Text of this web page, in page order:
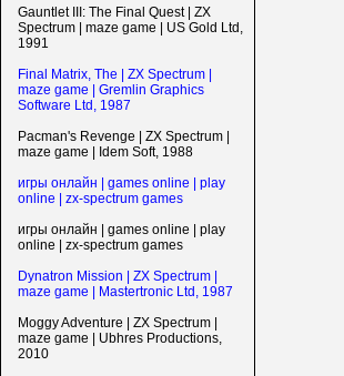
Gauntlet III: The Final Quest | ZX
Spectrum | maze game | US Gold Ltd,
1991
Final Matrix, The | ZX Spectrum |
maze game | Gremlin Graphics
Software Ltd, 1987
Pacman's Revenge | ZX Spectrum |
maze game | Idem Soft, 1988
игры онлайн | games online | play
online | zx-spectrum games
игры онлайн | games online | play
online | zx-spectrum games
Dynatron Mission | ZX Spectrum |
maze game | Mastertronic Ltd, 1987
Moggy Adventure | ZX Spectrum |
maze game | Ubhres Productions,
2010